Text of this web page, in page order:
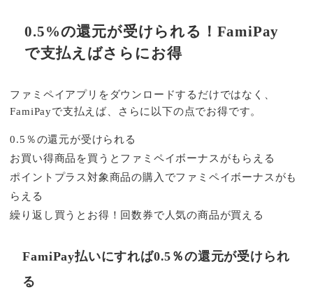
0.5%の還元が受けられる！FamiPay
で支払えばさらにお得
ファミペイアプリをダウンロードするだけではなく、
FamiPayで支払えば、さらに以下の点でお得です。
0.5％の還元が受けられる
お買い得商品を買うとファミペイボーナスがもらえる
ポイントプラス対象商品の購入でファミペイボーナスがも
らえる
繰り返し買うとお得！回数券で人気の商品が買える
FamiPay払いにすれば0.5％の還元が受けられ
る